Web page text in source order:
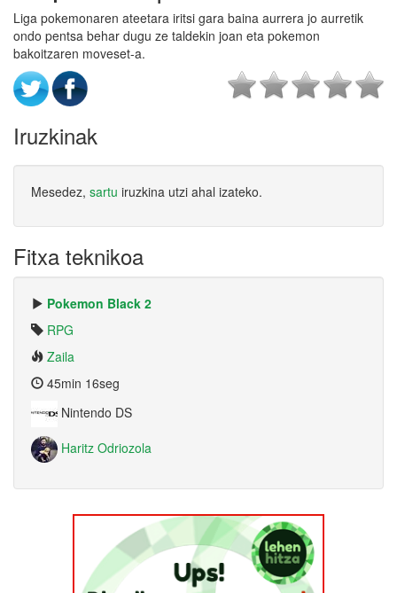
Liga pokemonaren ateetara iritsi gara baina aurrera jo aurretik
ondo pentsa behar dugu ze taldekin joan eta pokemon
bakoitzaren moveset-a.
Iruzkinak
Mesedez, sartu iruzkina utzi ahal izateko.
Fitxa teknikoa
Pokemon Black 2
RPG
Zaila
45min 16seg
Nintendo DS
Haritz Odriozola